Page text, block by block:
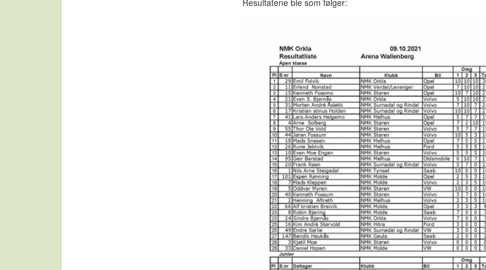
Resultatene ble som følger: